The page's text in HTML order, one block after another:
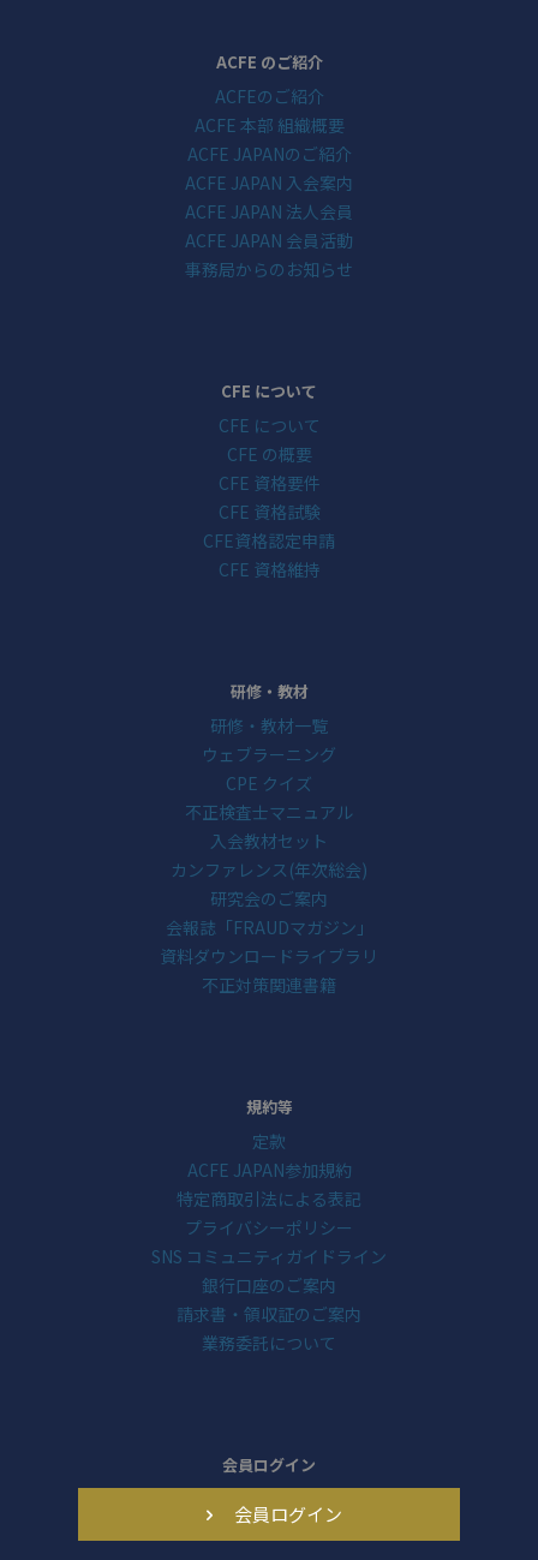
ACFE のご紹介
ACFEのご紹介
ACFE 本部 組織概要
ACFE JAPANのご紹介
ACFE JAPAN 入会案内
ACFE JAPAN 法人会員
ACFE JAPAN 会員活動
事務局からのお知らせ
CFE について
CFE について
CFE の概要
CFE 資格要件
CFE 資格試験
CFE資格認定申請
CFE 資格維持
研修・教材
研修・教材一覧
ウェブラーニング
CPE クイズ
不正検査士マニュアル
入会教材セット
カンファレンス(年次総会)
研究会のご案内
会報誌「FRAUDマガジン」
資料ダウンロードライブラリ
不正対策関連書籍
規約等
定款
ACFE JAPAN参加規約
特定商取引法による表記
プライバシーポリシー
SNS コミュニティガイドライン
銀行口座のご案内
請求書・領収証のご案内
業務委託について
会員ログイン
会員ログイン